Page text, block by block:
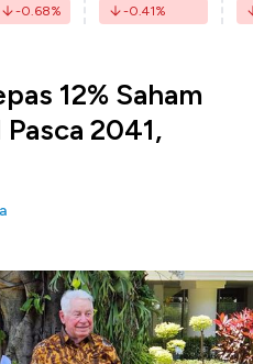
-0.68% -0.41%
12% Saham
2041,